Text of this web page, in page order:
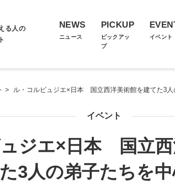
る人の
NEWS
ニュース
PICKUP
ピックアッ
プ
イベント
> ル・コルビュジエ×日本 国立西洋美術館を建てた3人
イベント
ジエ×日本 国立西
た3人の弟子たちを